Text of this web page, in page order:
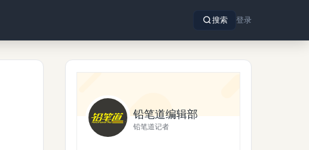
搜索 登录
铅笔道编辑部
铅笔道记者